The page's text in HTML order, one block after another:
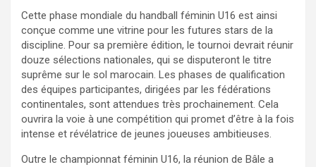
Cette phase mondiale du handball féminin U16 est ainsi
conçue comme une vitrine pour les futures stars de la
discipline. Pour sa première édition, le tournoi devrait réunir
douze sélections nationales, qui se disputeront le titre
suprême sur le sol marocain. Les phases de qualification
des équipes participantes, dirigées par les fédérations
continentales, sont attendues très prochainement. Cela
ouvrira la voie à une compétition qui promet d’être à la fois
intense et révélatrice de jeunes joueuses ambitieuses.
Outre le championnat féminin U16, la réunion de Bâle a